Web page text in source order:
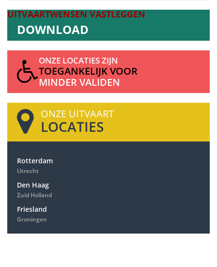
UITVAARTWENSEN VASTLEGGEN
DOWNLOAD
ONZE LOCATIES ZIJN
TOEGANKELIJK VOOR
MINDER VALIDEN
ONZE UITVAART
LOCATIES
Rotterdam
Utrecht
Den Haag
Zuid Holland
Friesland
Groningen